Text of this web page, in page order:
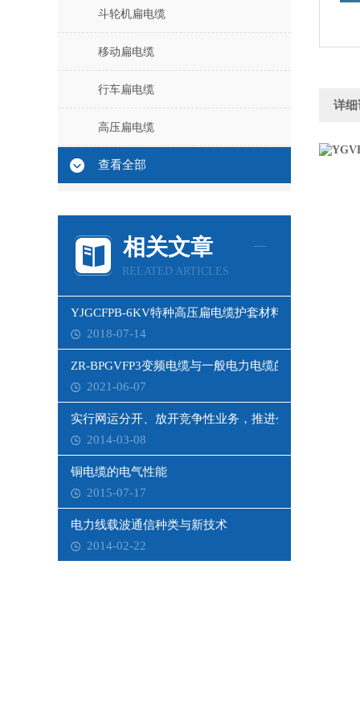
斗轮机扁电缆
移动扁电缆
行车扁电缆
高压扁电缆
查看全部
相关文章
RELATED ARTICLES
YJGCFPB-6KV特种高压扁电缆护套材料
2018-07-14
ZR-BPGVFP3变频电缆与一般电力电缆的区别
2021-06-07
实行网运分开、放开竞争性业务，推进公共资源配置
2014-03-08
铜电缆的电气性能
2015-07-17
电力线载波通信种类与新技术
2014-02-22
详细